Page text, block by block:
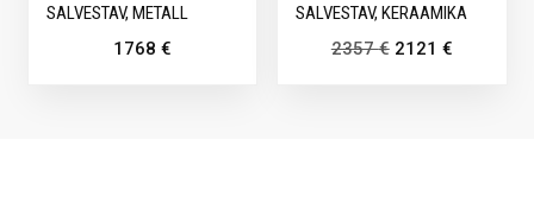
SALVESTAV, METALL
1768 €
SALVESTAV, KERAAMIKA
2357€ 2121 €